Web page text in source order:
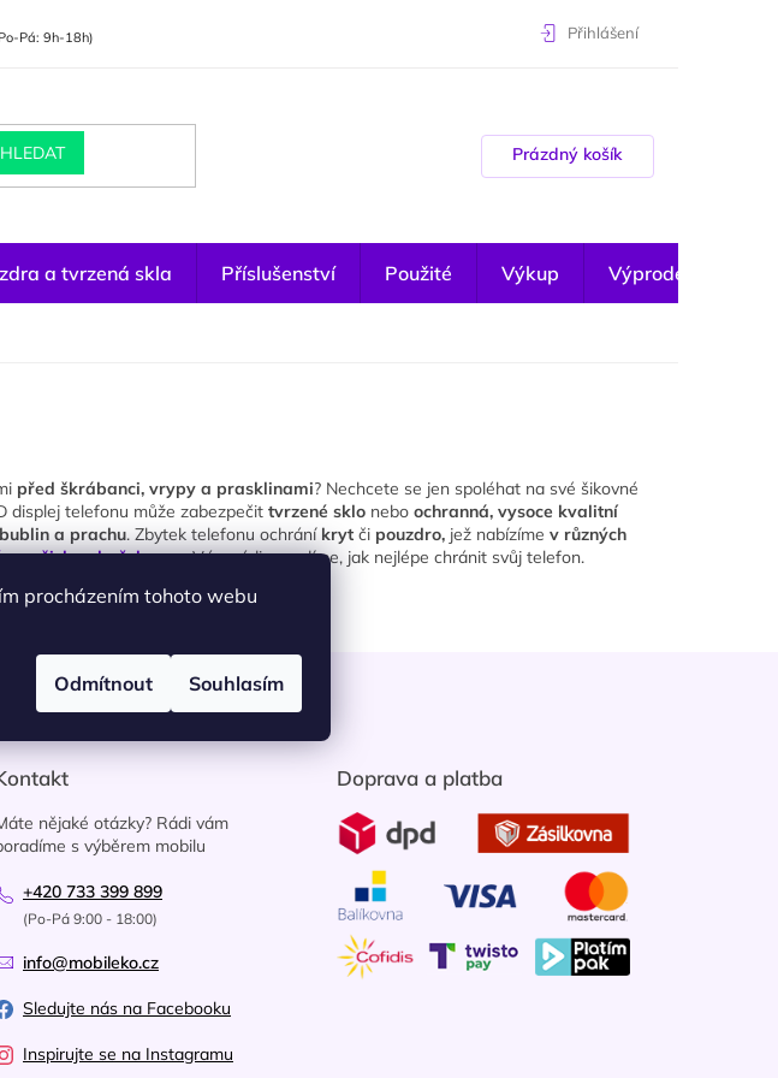
procházením tohoto webu
Odmítnout Souhlasím
Pá: 9h-18h) Přihlášení
HLEDAT Nákupní košík
Prázdný košík
Výprodej
a tvrzená skla Příslušenství Použité Výkup
před škrábanci, vrypy a prasklinami? Nechcete se jen spoléhat na své šikovné
displej telefonu může zabezpečit tvrzené sklo nebo ochranná, vysoce kvalitní
a prachu. Zbytek telefonu ochráníkryt či pouzdro, jež nabízíme v různých
z našich pobočeka my Vám rádi poradíme, jak nejlépe chránit svůj telefon.
nějaké otázky? Rádi vám
s výběrem mobilu
+420 733 399 899
(Po-Pá 9:00 - 18:00)
info@mobileko.cz
Sledujte nás na Facebooku
Inspirujte se na Instagramu
Doprava a platba